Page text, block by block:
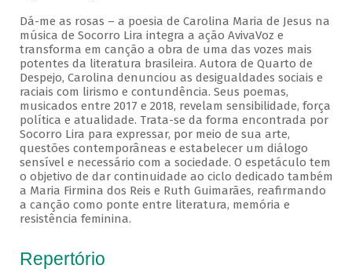
Dá-me as rosas – a poesia de Carolina Maria de Jesus na
música de Socorro Lira integra a ação AvivaVoz e
transforma em canção a obra de uma das vozes mais
potentes da literatura brasileira. Autora de Quarto de
Despejo, Carolina denunciou as desigualdades sociais e
raciais com lirismo e contundência. Seus poemas,
musicados entre 2017 e 2018, revelam sensibilidade, força
política e atualidade. Trata-se da forma encontrada por
Socorro Lira para expressar, por meio de sua arte,
questões contemporâneas e estabelecer um diálogo
sensível e necessário com a sociedade. O espetáculo tem
o objetivo de dar continuidade ao ciclo dedicado também
a Maria Firmina dos Reis e Ruth Guimarães, reafirmando
a canção como ponte entre literatura, memória e
resistência feminina.
Repertório